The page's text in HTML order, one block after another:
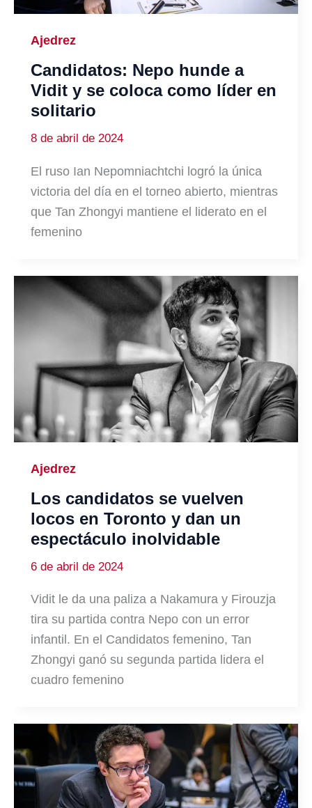
Ajedrez
Candidatos: Nepo hunde a
Vidit y se coloca como líder en
solitario
8 de abril de 2024
El ruso Ian Nepomniachtchi logró la única
victoria del día en el torneo abierto, mientras
que Tan Zhongyi mantiene el liderato en el
femenino
Ajedrez
Los candidatos se vuelven
locos en Toronto y dan un
espectáculo inolvidable
6 de abril de 2024
Vidit le da una paliza a Nakamura y Firouzja
tira su partida contra Nepo con un error
infantil. En el Candidatos femenino, Tan
Zhongyi ganó su segunda partida lidera el
cuadro femenino